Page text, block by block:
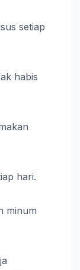
setiap
habis
hari.
minum